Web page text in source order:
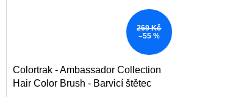
269 Kč
–55 %
Colortrak - Ambassador Collection
Hair Color Brush - Barvicí štětec